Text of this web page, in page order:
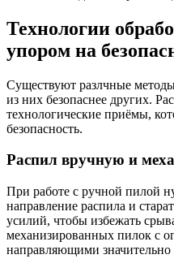
Технологии
упором на
Существуют разлчные
из них безопаснее других.
технологические приёмы,
безопасность.
Распил вручную и
При работе с ручной пилой
направление распила и
усилий, чтобы избежать
механизированных пилок с
направляющими